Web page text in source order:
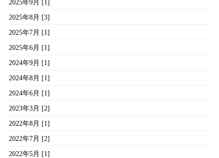
2025年9月 [1]
2025年8月 [3]
2025年7月 [1]
2025年6月 [1]
2024年9月 [1]
2024年8月 [1]
2024年6月 [1]
2023年3月 [2]
2022年8月 [1]
2022年7月 [2]
2022年5月 [1]